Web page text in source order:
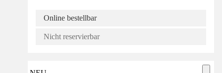
Online bestellbar
Nicht reservierbar